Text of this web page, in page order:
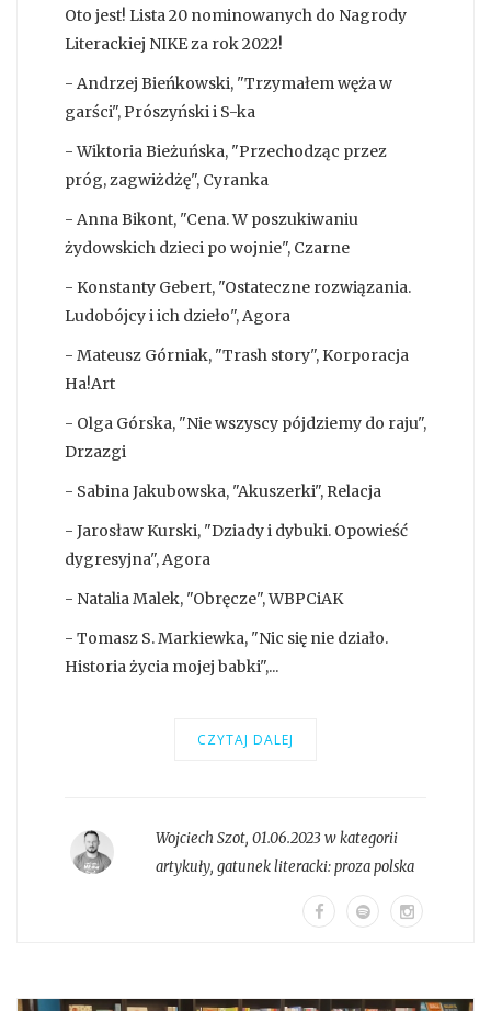
Oto jest! Lista 20 nominowanych do Nagrody
Literackiej NIKE za rok 2022!
- Andrzej Bieńkowski, "Trzymałem węża w
garści", Prószyński i S-ka
- Wiktoria Bieżuńska, "Przechodząc przez
próg, zagwiżdżę", Cyranka
- Anna Bikont, "Cena. W poszukiwaniu
żydowskich dzieci po wojnie", Czarne
- Konstanty Gebert, "Ostateczne rozwiązania.
Ludobójcy i ich dzieło", Agora
- Mateusz Górniak, "Trash story", Korporacja
Ha!Art
- Olga Górska, "Nie wszyscy pójdziemy do raju",
Drzazgi
- Sabina Jakubowska, "Akuszerki", Relacja
- Jarosław Kurski, "Dziady i dybuki. Opowieść
dygresyjna", Agora
- Natalia Malek, "Obręcze", WBPCiAK
- Tomasz S. Markiewka, "Nic się nie działo.
Historia życia mojej babki",...
CZYTAJ DALEJ
Wojciech Szot, 01.06.2023 w kategorii
artykuły, gatunek literacki:proza polska